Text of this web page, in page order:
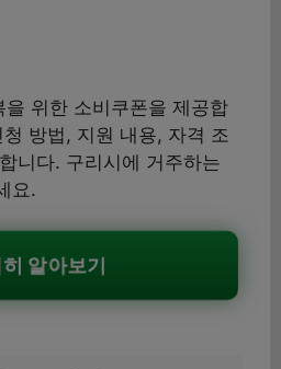
위한 소비쿠폰을 제공합
방법, 지원 내용, 자격 조
니다. 구리시에 거주하는
요.
알아보기